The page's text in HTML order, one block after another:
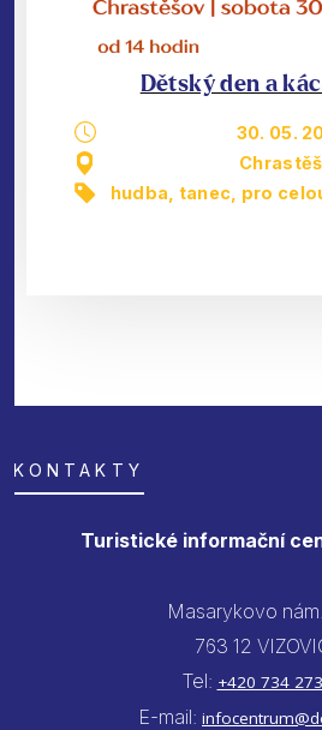
Dětský den a
30. 05.
hudba, tanec pro
KONTAKTY
Turistické informační
Masarykovo
763 12
Tel: +420 734
E-mail: